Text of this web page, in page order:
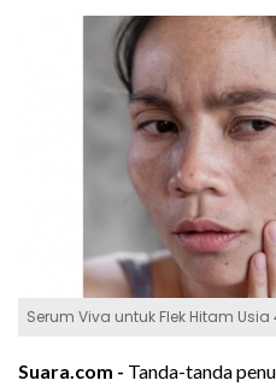
Serum Viva untuk Flek Hitam
Suara.com - Tanda-tanda